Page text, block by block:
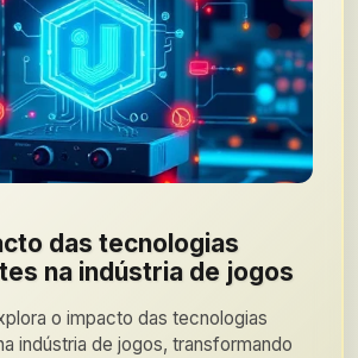
das tecnologias
na indústria de jogos
o impacto das tecnologias
indústria de jogos, transformando